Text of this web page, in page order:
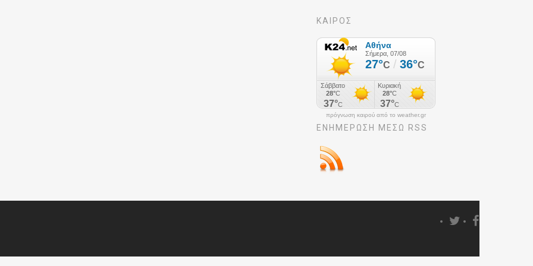
ΚΑΙΡΟΣ
πρόγνωση καιρού από το weather.gr
ΕΝΗΜΈΡΩΣΉ ΜΕΣΩ RSS